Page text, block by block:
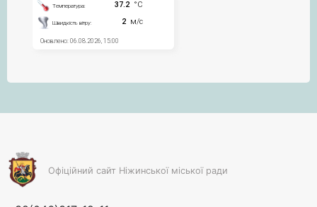
Офіційний сайт Ніжинської міської ради